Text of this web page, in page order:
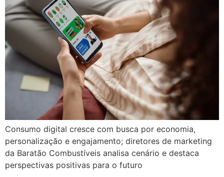
Consumo digital cresce com busca por economia,
personalização e engajamento; diretores de marketing
da Baratão Combustíveis analisa cenário e destaca
perspectivas positivas para o futuro